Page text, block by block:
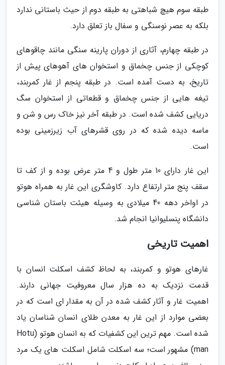
طبقه سوم هیچ شباهتی به طبقه دوم از حیث باستانی ندارد
بلکه به عصر نوسنگی و سفال باز تعلق دارد.
در طبقه چهارم، آثاری از دوران پارینه سنگی مانند چاقوهای
کوچکی از جنس چخماق و استخوان های آهوهای پیش از
تاریخ، به دست آمده است. در طبقه پنجم از غار کمربند،
تیغه هایی از جنس چخماق و قطعاتی از استخوان سگ
دریایی کشف شده است. در طبقه آخر نیز خاک رس و شن و
ماسه دیده شده که در روی قشرهای آب زیرزمینی بوده
است.
این غار دارای 10 متر طول و 4 متر عرض بوده و از کف تا
سقف پنج متر ارتفاع دارد. کاوشگری این غار به همراه هوتو
در اواخر دهه 40 میلادی به وسیله هیئت باستان شناسی
دانشگاه پنسلیوانیا انجام شد.
اهمیت تاریخی
غارهای هوتو و کمربند، به لحاظ کشف اسکلت انسان با
قدمت نزدیک به ده هزار سال معروفیت جهانی دارند.
اهمیت غار و آثار کشف شده در آن به مقدار ای است که در
بعضی موارد از این غار به معدن طلای انسان شناسان یاد
شده است. مهم ترین این کشفیات که به انسان هوتو (Hotu
man) مشهور است؛ سه اسکلت شامل اسکلت های یک مرد